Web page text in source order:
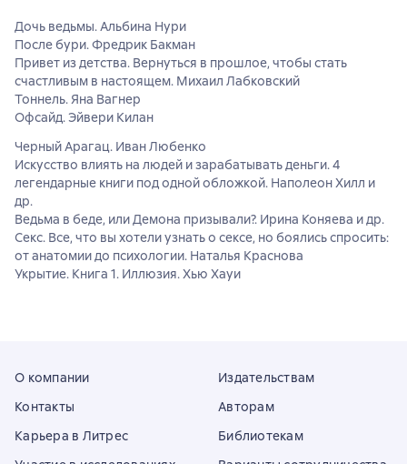
Дочь ведьмы. Альбина Нури
После бури. Фредрик Бакман
Привет из детства. Вернуться в прошлое, чтобы стать
счастливым в настоящем. Михаил Лабковский
Тоннель. Яна Вагнер
Офсайд. Эйвери Килан
Черный Арагац. Иван Любенко
Искусство влиять на людей и зарабатывать деньги. 4
легендарные книги под одной обложкой. Наполеон Хилл и
др.
Ведьма в беде, или Демона призывали?. Ирина Коняева и др.
Секс. Все, что вы хотели узнать о сексе, но боялись спросить:
от анатомии до психологии. Наталья Краснова
Укрытие. Книга 1. Иллюзия. Хью Хауи
О компании
Контакты
Карьера в Литрес
Издательствам
Авторам
Библиотекам